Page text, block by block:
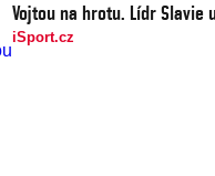
Vojtou na hrotu. Lídr Slavie
iSport.cz